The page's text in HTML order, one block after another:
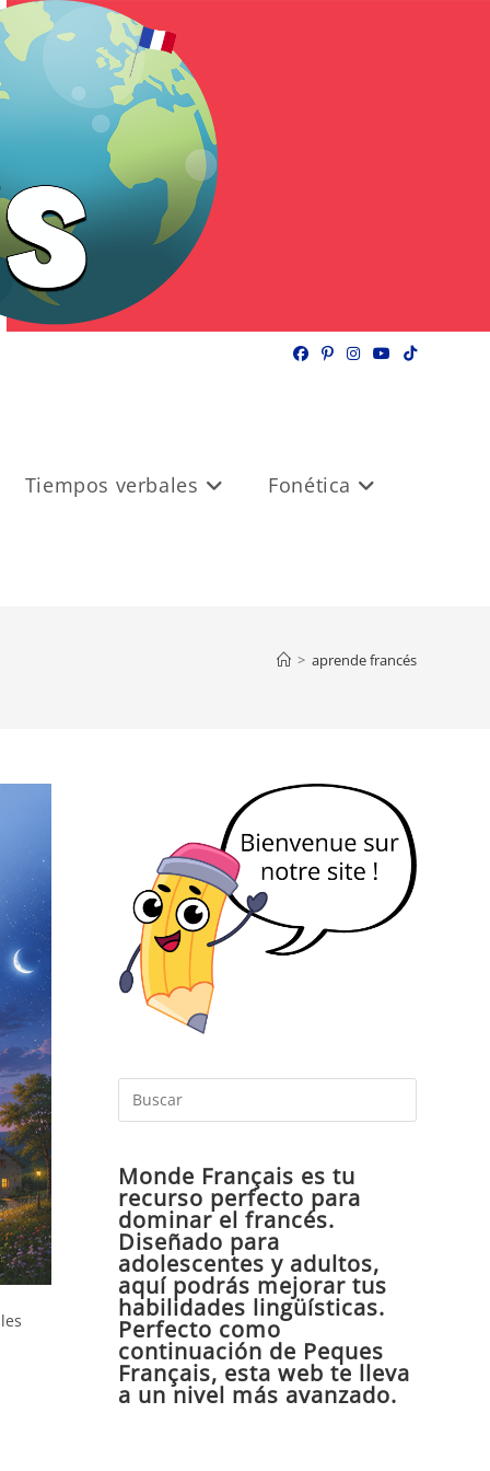
Tiempos verbales Fonética
> aprende francés
Escape
Monde Français es tu
recurso perfecto para
dominar el francés.
Diseñado para
adolescentes y adultos,
aquí podrás mejorar tus
habilidades lingüísticas.
Perfecto como
continuación de Peques
Français, esta web te lleva
a un nivel más avanzado.